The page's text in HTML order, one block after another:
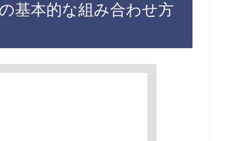
基本的な組み合わせ方